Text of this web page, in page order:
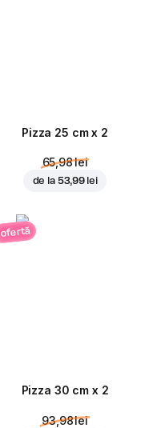
Pizza 25 cm x 2
65,98 lei
de la 53,99 lei
ofertă
Pizza 30 cm x 2
93,98 lei